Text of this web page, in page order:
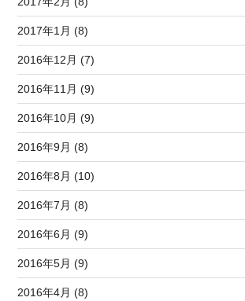
2017年1月 (8)
2016年12月 (7)
2016年11月 (9)
2016年10月 (9)
2016年9月 (8)
2016年8月 (10)
2016年7月 (8)
2016年6月 (9)
2016年5月 (9)
2016年4月 (8)